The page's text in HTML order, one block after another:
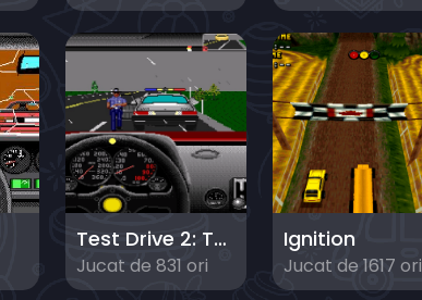
Test Drive 2: The Duel
Jucat de 831 ori
Ignition
Jucat de 1617 ori